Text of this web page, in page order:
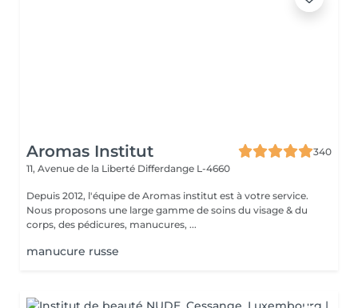
Aromas Institut
340
11, Avenue de la Liberté Differdange L-4660
Depuis 2012, l'équipe de Aromas institut est à votre service.
Nous proposons une large gamme de soins du visage & du
corps, des pédicures, manucures, ...
manucure russe